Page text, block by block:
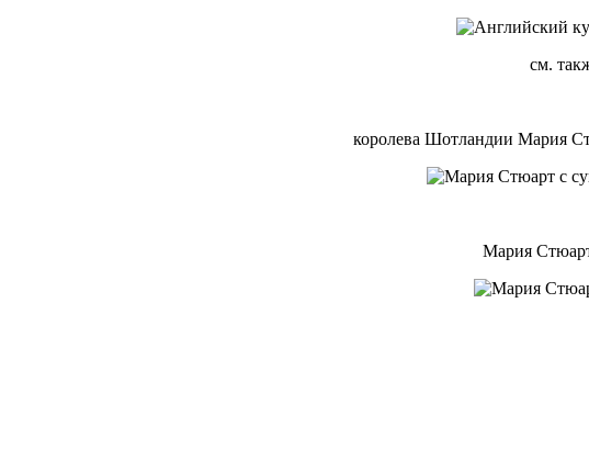
см.
королева Шотландии Мария
Мария